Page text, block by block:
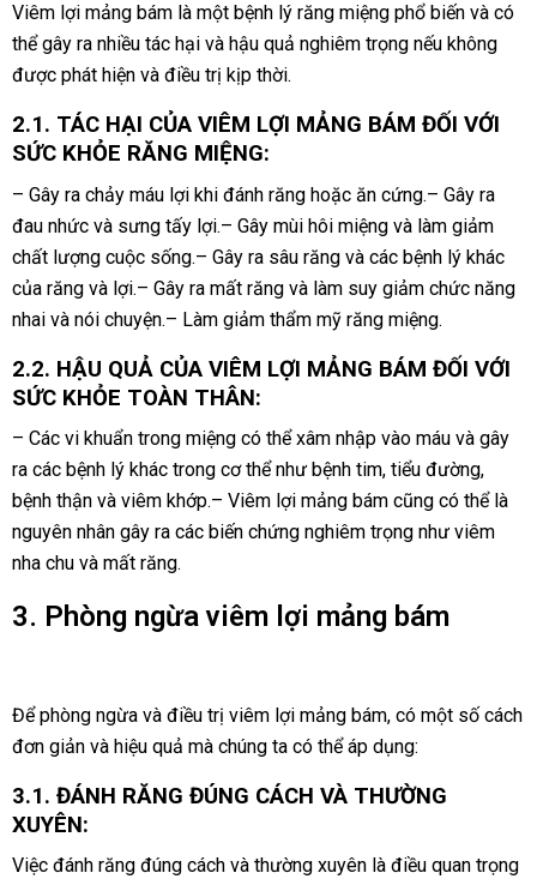
Viêm lợi mảng bám là một bệnh lý răng miệng phổ biến và có
thể gây ra nhiều tác hại và hậu quả nghiêm trọng nếu không
được phát hiện và điều trị kịp thời.
2.1. TÁC HẠI CỦA VIÊM LỢI MẢNG BÁM ĐỐI VỚI
SỨC KHỎE RĂNG MIỆNG:
– Gây ra chảy máu lợi khi đánh răng hoặc ăn cứng.– Gây ra
đau nhức và sưng tấy lợi.– Gây mùi hôi miệng và làm giảm
chất lượng cuộc sống.– Gây ra sâu răng và các bệnh lý khác
của răng và lợi.– Gây ra mất răng và làm suy giảm chức năng
nhai và nói chuyện.– Làm giảm thẩm mỹ răng miệng.
2.2. HẬU QUẢ CỦA VIÊM LỢI MẢNG BÁM ĐỐI VỚI
SỨC KHỎE TOÀN THÂN:
– Các vi khuẩn trong miệng có thể xâm nhập vào máu và gây
ra các bệnh lý khác trong cơ thể như bệnh tim, tiểu đường,
bệnh thận và viêm khớp.– Viêm lợi mảng bám cũng có thể là
nguyên nhân gây ra các biến chứng nghiêm trọng như viêm
nha chu và mất răng.
3. Phòng ngừa viêm lợi mảng bám
Để phòng ngừa và điều trị viêm lợi mảng bám, có một số cách
đơn giản và hiệu quả mà chúng ta có thể áp dụng:
3.1. ĐÁNH RĂNG ĐÚNG CÁCH VÀ THƯỜNG
XUYÊN:
Việc đánh răng đúng cách và thường xuyên là điều quan trọng